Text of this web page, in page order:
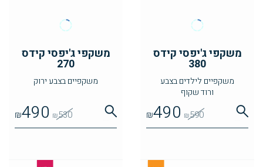
משקפי ג'יפסי קידס
380
משקפיים לילדים בצבע
ורוד שקוף
₪590
₪490
משקפי ג'יפסי קידס
270
משקפיים בצבע ירוק
₪530
₪490